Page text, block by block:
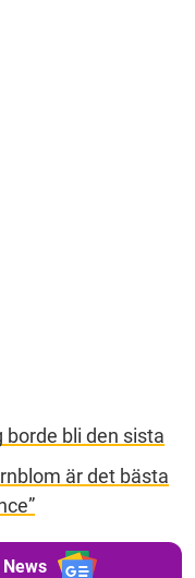
borde bli den sista
är det bästa